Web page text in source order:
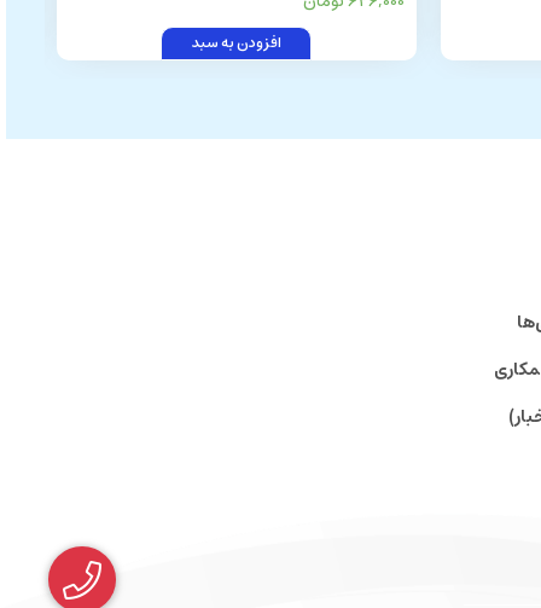
افزودن به سبد